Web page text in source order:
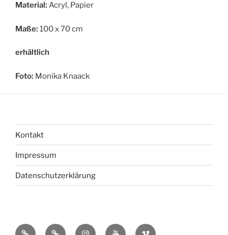
Material: Acryl, Papier
Maße: 100 x 70 cm
erhältlich
Foto: Monika Knaack
Kontakt
Impressum
Datenschutzerklärung
bsky MastadonInstagramYou Vimeo